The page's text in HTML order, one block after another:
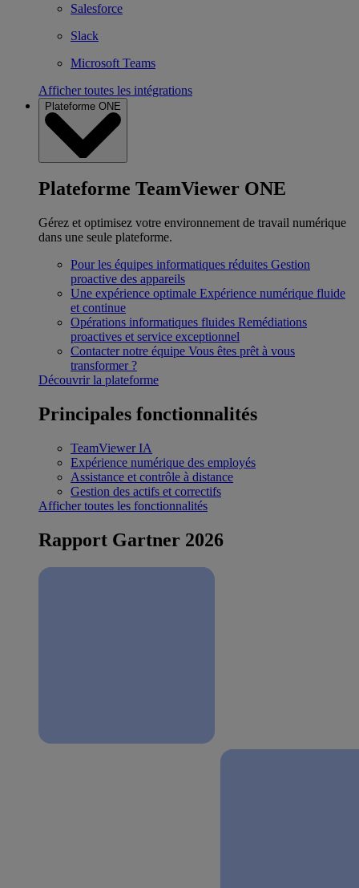
Salesforce
Slack
Microsoft Teams
Afficher toutes les intégrations
Plateforme ONE
Plateforme TeamViewer ONE
Gérez et optimisez votre environnement de travail numérique
dans une seule plateforme.
Pour les équipes informatiques réduites Gestion
proactive des appareils
Une expérience optimale Expérience numérique fluide
et continue
Opérations informatiques fluides Remédiations
proactives et service exceptionnel
Contacter notre équipe Vous êtes prêt à vous
transformer ?
Découvrir la plateforme
Principales fonctionnalités
TeamViewer IA
Expérience numérique des employés
Assistance et contrôle à distance
Gestion des actifs et correctifs
Afficher toutes les fonctionnalités
Rapport Gartner 2026